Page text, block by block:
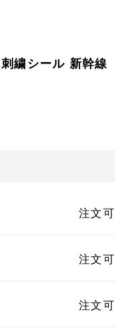
繍シール 新幹線
注文可
注文可
注文可